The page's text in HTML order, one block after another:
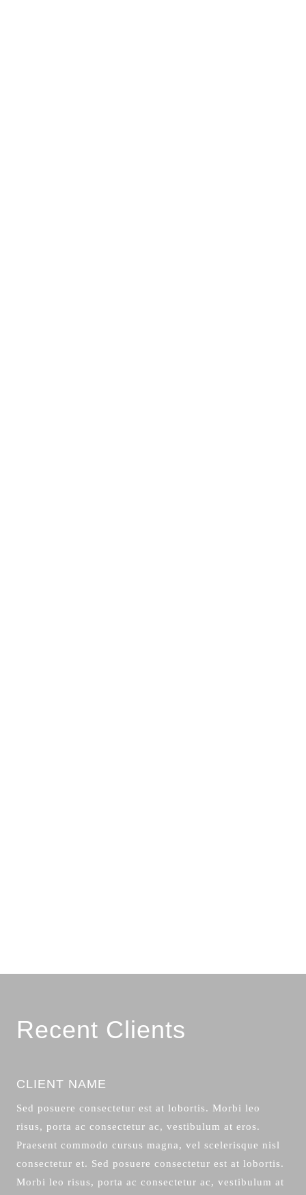
Recent Clients
CLIENT NAME
Sed posuere consectetur est at lobortis. Morbi leo
risus, porta ac consectetur ac, vestibulum at eros.
Praesent commodo cursus magna, vel scelerisque nisl
consectetur et. Sed posuere consectetur est at lobortis.
Morbi leo risus, porta ac consectetur ac, vestibulum at